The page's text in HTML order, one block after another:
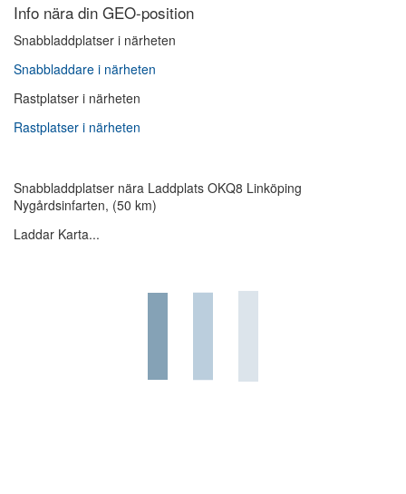
Info nära din GEO-position
Snabbladdplatser i närheten
Snabbladdare i närheten
Rastplatser i närheten
Rastplatser i närheten
Snabbladdplatser nära Laddplats OKQ8 Linköping
Nygårdsinfarten, (50 km)
Laddar Karta...